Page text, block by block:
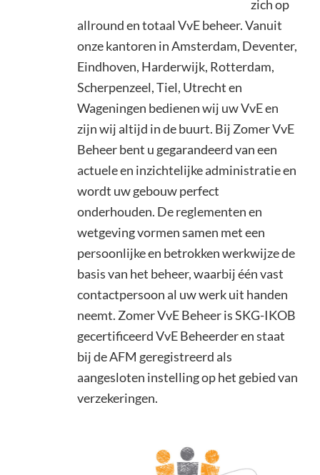
zich op
allround en totaal VvE beheer. Vanuit
onze kantoren in Amsterdam, Deventer,
Eindhoven, Harderwijk, Rotterdam,
Scherpenzeel, Tiel, Utrecht en
Wageningen bedienen wij uw VvE en
zijn wij altijd in de buurt. Bij Zomer VvE
Beheer bent u gegarandeerd van een
actuele en inzichtelijke administratie en
wordt uw gebouw perfect
onderhouden. De reglementen en
wetgeving vormen samen met een
persoonlijke en betrokken werkwijze de
basis van het beheer, waarbij één vast
contactpersoon al uw werk uit handen
neemt. Zomer VvE Beheer is SKG-IKOB
gecertificeerd VvE Beheerder en staat
bij de AFM geregistreerd als
aangesloten instelling op het gebied van
verzekeringen.